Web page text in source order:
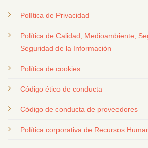
Política de Privacidad
Política de Calidad, Medioambiente,
Seguridad de la Información
Política de cookies
Código ético de conducta
Código de conducta de proveedores
Política corporativa de Recursos